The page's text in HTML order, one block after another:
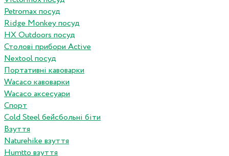
Petromax посуд
Ridge Monkey посуд
HX Outdoors посуд
Столові прибори Active
Nextool посуд
Портативні кавоварки
Wacaco кавоварки
Wacaco аксесуари
Спорт
Cold Steel бейсбольні біти
Взуття
Naturehike взуття
Humtto взуття